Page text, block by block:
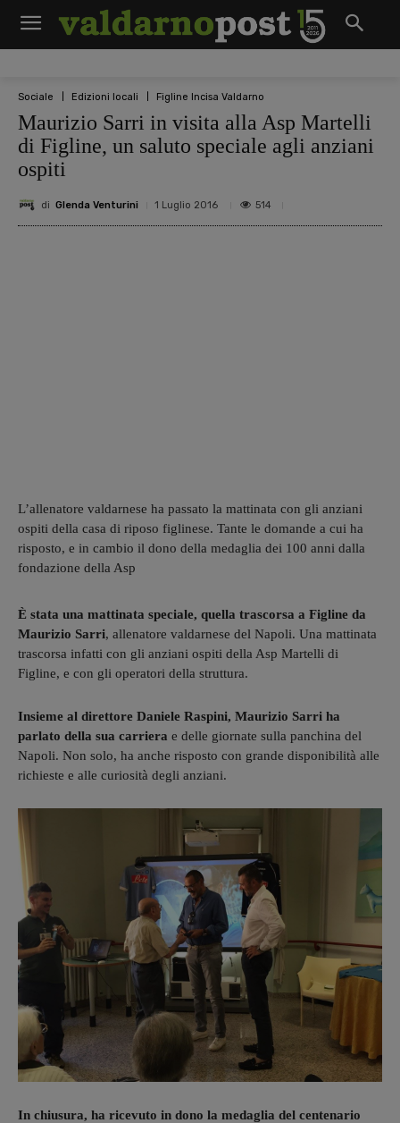
Sociale Edizioni locali Figline Incisa Valdarno
Maurizio Sarri in visita alla Asp Martelli
di Figline, un saluto speciale agli anziani
ospiti
di Glenda Venturini 1 Luglio 2016 514
L’allenatore valdarnese ha passato la mattinata con gli anziani
ospiti della casa di riposo figlinese. Tante le domande a cui ha
risposto, e in cambio il dono della medaglia dei 100 anni dalla
fondazione della Asp
È stata una mattinata speciale, quella trascorsa a Figline da
Maurizio Sarri, allenatore valdarnese del Napoli. Una mattinata
trascorsa infatti con gli anziani ospiti della Asp Martelli di
Figline, e con gli operatori della struttura.
Insieme al direttore Daniele Raspini, Maurizio Sarri ha
parlato della sua carriera e delle giornate sulla panchina del
Napoli. Non solo, ha anche risposto con grande disponibilità alle
richieste e alle curiosità degli anziani.
In chiusura, ha ricevuto in dono la medaglia del centenario